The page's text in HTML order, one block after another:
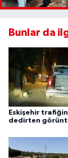
Bunlar da
Eskişehir
dedirten